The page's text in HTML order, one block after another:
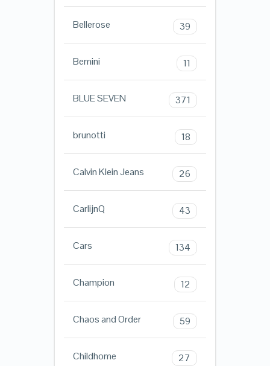
Bellerose 39
Bemini 11
BLUE SEVEN 371
brunotti 18
Calvin Klein Jeans 26
CarlijnQ 43
Cars 134
Champion 12
Chaos and Order 59
Childhome 27